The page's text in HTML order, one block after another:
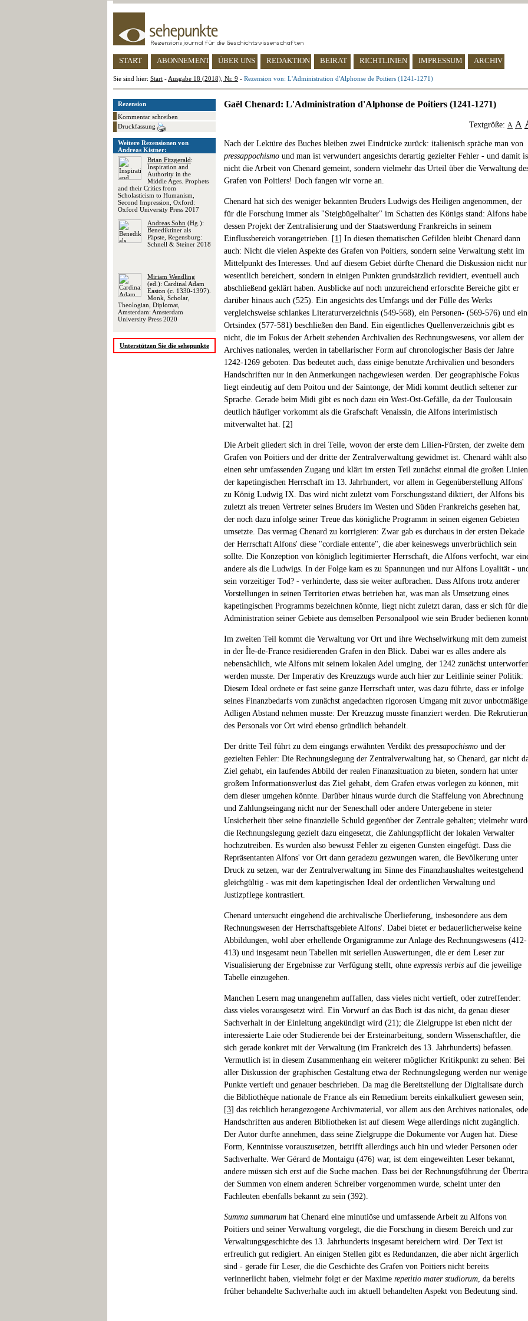
START ABONNEMENT ÜBER UNS REDAKTION BEIRAT RICHTLINIEN IMPRESSUM ARCHIV
Sie sind hier: Start - Ausgabe 18 (2018), Nr. 9 - Rezension von: L'Administration d'Alphonse de Poitiers (1241-1271)
Rezension
Kommentar schreiben
Druckfassung
Weitere Rezensionen von
Andreas Kistner:
Brian Fitzgerald:
Inspiration and
Authority in the
Middle Ages. Prophets
and their Critics from
Scholasticism to Humanism,
Second Impression, Oxford:
Oxford University Press 2017
Andreas Sohn (Hg.):
Benediktiner als
Päpste, Regensburg:
Schnell & Steiner 2018
Miriam Wendling
(ed.): Cardinal Adam
Easton (c. 1330-1397).
Monk, Scholar,
Theologian, Diplomat,
Amsterdam: Amsterdam
University Press 2020
Unterstützen Sie die sehepunkte
Gaël Chenard: L'Administration d'Alphonse de Poitiers (1241-1271)
Textgröße: A A
Nach der Lektüre des Buches bleiben zwei Eindrücke zurück: italienisch spräche man von
pressappochismo und man ist verwundert angesichts derartig gezielter Fehler - und damit
nicht die Arbeit von Chenard gemeint, sondern vielmehr das Urteil über die Verwaltung
Grafen von Poitiers! Doch fangen wir vorne an.
Chenard hat sich des weniger bekannten Bruders Ludwigs des Heiligen angenommen, der
für die Forschung immer als "Steigbügelhalter" im Schatten des Königs stand: Alfons habe
dessen Projekt der Zentralisierung und der Staatswerdung Frankreichs in seinem
Einflussbereich vorangetrieben. [1] In diesen thematischen Gefilden bleibt Chenard dann
auch: Nicht die vielen Aspekte des Grafen von Poitiers, sondern seine Verwaltung steht im
Mittelpunkt des Interesses. Und auf diesem Gebiet dürfte Chenard die Diskussion nicht nur
wesentlich bereichert, sondern in einigen Punkten grundsätzlich revidiert, eventuell auch
abschließend geklärt haben. Ausblicke auf noch unzureichend erforschte Bereiche gibt er
darüber hinaus auch (525). Ein angesichts des Umfangs und der Fülle des Werks
vergleichsweise schlankes Literaturverzeichnis (549-568), ein Personen- (569-576) und ein
Ortsindex (577-581) beschließen den Band. Ein eigentliches Quellenverzeichnis gibt es
nicht, die im Fokus der Arbeit stehenden Archivalien des Rechnungswesens, vor allem der
Archives nationales, werden in tabellarischer Form auf chronologischer Basis der Jahre
1242-1269 geboten. Das bedeutet auch, dass einige benutzte Archivalien und besonders
Handschriften nur in den Anmerkungen nachgewiesen werden. Der geographische Fokus
liegt eindeutig auf dem Poitou und der Saintonge, der Midi kommt deutlich seltener zur
Sprache. Gerade beim Midi gibt es noch dazu ein West-Ost-Gefälle, da der Toulousain
deutlich häufiger vorkommt als die Grafschaft Venaissin, die Alfons interimistisch
mitverwaltet hat. [2]
Die Arbeit gliedert sich in drei Teile, wovon der erste dem Lilien-Fürsten, der zweite dem
Grafen von Poitiers und der dritte der Zentralverwaltung gewidmet ist. Chenard wählt also
einen sehr umfassenden Zugang und klärt im ersten Teil zunächst einmal die großen Linien
der kapetingischen Herrschaft im 13. Jahrhundert, vor allem in Gegenüberstellung Alfons'
zu König Ludwig IX. Das wird nicht zuletzt vom Forschungsstand diktiert, der Alfons bis
zuletzt als treuen Vertreter seines Bruders im Westen und Süden Frankreichs gesehen hat,
der noch dazu infolge seiner Treue das königliche Programm in seinen eigenen Gebieten
umsetzte. Das vermag Chenard zu korrigieren: Zwar gab es durchaus in der ersten Dekade
der Herrschaft Alfons' diese "cordiale entente", die aber keineswegs unverbrüchlich sein
sollte. Die Konzeption von königlich legitimierter Herrschaft, die Alfons verfocht, war
andere als die Ludwigs. In der Folge kam es zu Spannungen und nur Alfons Loyalität -
sein vorzeitiger Tod? - verhinderte, dass sie weiter aufbrachen. Dass Alfons trotz anderer
Vorstellungen in seinen Territorien etwas betrieben hat, was man als Umsetzung eines
kapetingischen Programms bezeichnen könnte, liegt nicht zuletzt daran, dass er sich für die
Administration seiner Gebiete aus demselben Personalpool wie sein Bruder bedienen
Im zweiten Teil kommt die Verwaltung vor Ort und ihre Wechselwirkung mit dem zumeist
in der Île-de-France residierenden Grafen in den Blick. Dabei war es alles andere als
nebensächlich, wie Alfons mit seinem lokalen Adel umging, der 1242 zunächst
werden musste. Der Imperativ des Kreuzzugs wurde auch hier zur Leitlinie seiner Politik:
Diesem Ideal ordnete er fast seine ganze Herrschaft unter, was dazu führte, dass er infolge
seines Finanzbedarfs vom zunächst angedachten rigorosen Umgang mit zuvor
Adligen Abstand nehmen musste: Der Kreuzzug musste finanziert werden. Die
des Personals vor Ort wird ebenso gründlich behandelt.
Der dritte Teil führt zu dem eingangs erwähnten Verdikt des pressapochismo und der
gezielten Fehler: Die Rechnungslegung der Zentralverwaltung hat, so Chenard, gar nicht
Ziel gehabt, ein laufendes Abbild der realen Finanzsituation zu bieten, sondern hat unter
großem Informationsverlust das Ziel gehabt, dem Grafen etwas vorlegen zu können, mit
dem dieser umgehen könnte. Darüber hinaus wurde durch die Staffelung von Abrechnung
und Zahlungseingang nicht nur der Seneschall oder andere Untergebene in steter
Unsicherheit über seine finanzielle Schuld gegenüber der Zentrale gehalten; vielmehr
die Rechnungslegung gezielt dazu eingesetzt, die Zahlungspflicht der lokalen Verwalter
hochzutreiben. Es wurden also bewusst Fehler zu eigenen Gunsten eingefügt. Dass die
Repräsentanten Alfons' vor Ort dann geradezu gezwungen waren, die Bevölkerung unter
Druck zu setzen, war der Zentralverwaltung im Sinne des Finanzhaushaltes weitestgehend
gleichgültig - was mit dem kapetingischen Ideal der ordentlichen Verwaltung und
Justizpflege kontrastiert.
Chenard untersucht eingehend die archivalische Überlieferung, insbesondere aus dem
Rechnungswesen der Herrschaftsgebiete Alfons'. Dabei bietet er bedauerlicherweise keine
Abbildungen, wohl aber erhellende Organigramme zur Anlage des Rechnungswesens (412-
413) und insgesamt neun Tabellen mit seriellen Auswertungen, die er dem Leser zur
Visualisierung der Ergebnisse zur Verfügung stellt, ohne expressis verbis auf die jeweilige
Tabelle einzugehen.
Manchen Lesern mag unangenehm auffallen, dass vieles nicht vertieft, oder zutreffender:
dass vieles vorausgesetzt wird. Ein Vorwurf an das Buch ist das nicht, da genau dieser
Sachverhalt in der Einleitung angekündigt wird (21); die Zielgruppe ist eben nicht der
interessierte Laie oder Studierende bei der Ersteinarbeitung, sondern Wissenschaftler, die
sich gerade konkret mit der Verwaltung (im Frankreich des 13. Jahrhunderts) befassen.
Vermutlich ist in diesem Zusammenhang ein weiterer möglicher Kritikpunkt zu sehen: Bei
aller Diskussion der graphischen Gestaltung etwa der Rechnungslegung werden nur wenige
Punkte vertieft und genauer beschrieben. Da mag die Bereitstellung der Digitalisate durch
die Bibliothèque nationale de France als ein Remedium bereits einkalkuliert gewesen sein;
[3] das reichlich herangezogene Archivmaterial, vor allem aus den Archives nationales,
Handschriften aus anderen Bibliotheken ist auf diesem Wege allerdings nicht zugänglich.
Der Autor durfte annehmen, dass seine Zielgruppe die Dokumente vor Augen hat. Diese
Form, Kenntnisse vorauszusetzen, betrifft allerdings auch hin und wieder Personen oder
Sachverhalte. Wer Gérard de Montaigu (476) war, ist dem eingeweihten Leser bekannt,
andere müssen sich erst auf die Suche machen. Dass bei der Rechnungsführung der
der Summen von einem anderen Schreiber vorgenommen wurde, scheint unter den
Fachleuten ebenfalls bekannt zu sein (392).
Summa summarum hat Chenard eine minutiöse und umfassende Arbeit zu Alfons von
Poitiers und seiner Verwaltung vorgelegt, die die Forschung in diesem Bereich und zur
Verwaltungsgeschichte des 13. Jahrhunderts insgesamt bereichern wird. Der Text ist
erfreulich gut redigiert. An einigen Stellen gibt es Redundanzen, die aber nicht ärgerlich
sind - gerade für Leser, die die Geschichte des Grafen von Poitiers nicht bereits
verinnerlicht haben, vielmehr folgt er der Maxime repetitio mater studiorum, da bereits
früher behandelte Sachverhalte auch im aktuell behandelten Aspekt von Bedeutung sind.